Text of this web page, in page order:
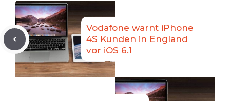
Vodafone warnt iPhone
4S Kunden in England
vor iOS 6.1